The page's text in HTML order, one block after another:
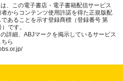
、この電子書店・電子書籍配信サービス
者からコンテンツ使用許諾を得た正規版配
あることを示す登録商標（登録番号 第
です。
詳細、ABJマークを掲示しているサービス
ら